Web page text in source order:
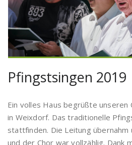
Pfingstsingen 2019
Ein volles Haus begrüßte unseren
in Weixdorf. Das traditionelle
stattfinden. Die Leitung
und der Chor war vollzählig. Dank